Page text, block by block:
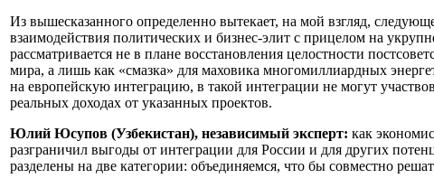
Из вышесказанного определенно вытекает, на мой взгляд,
взаимодействия политических и бизнес-элит с прицелом на
рассматривается не в плане восстановления целостности
мира, а лишь как «смазка» для маховика многомиллиардных
на европейскую интеграцию, в такой интеграции не могут
реальных доходах от указанных проектов.
Юлий Юсупов (Узбекистан), независимый эксперт: как
разграничил выгоды от интеграции для России и для других
разделены на две категории: объединяемся, что бы совместно